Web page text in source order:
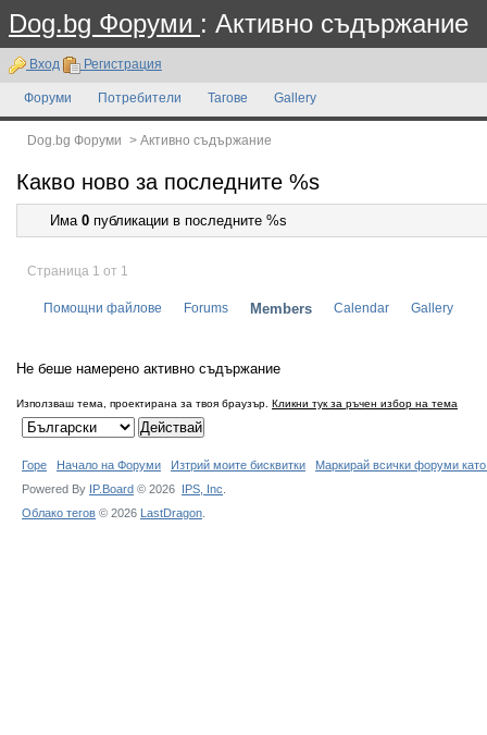
Dog.bg Форуми : Активно съдържание
Вход Регистрация
Форуми Потребители Тагове Gallery
Dog.bg Форуми > Активно съдържание
Какво ново за последните %s
Има 0 публикации в последните %s
Страница 1 от 1
Помощни файлове Forums Members Calendar Gallery
Не беше намерено активно съдържание
Използваш тема, проектирана за твоя браузър. Кликни тук за ръчен избор на тема
Горе Начало на Форуми Изтрий моите бисквитки
Маркирай всички форуми
Powered By IP.Board © 2026 IPS, Inc
Облако тегов © 2026 LastDragon